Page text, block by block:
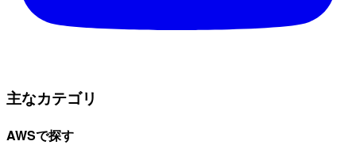
主なカテゴリ
AWSで探す